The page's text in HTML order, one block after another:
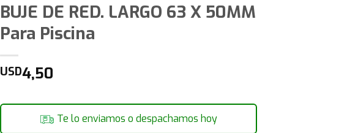
BUJE DE RED. LARGO 63 X 50MM
Para Piscina
USD4,50
Te lo enviamos o despachamos hoy